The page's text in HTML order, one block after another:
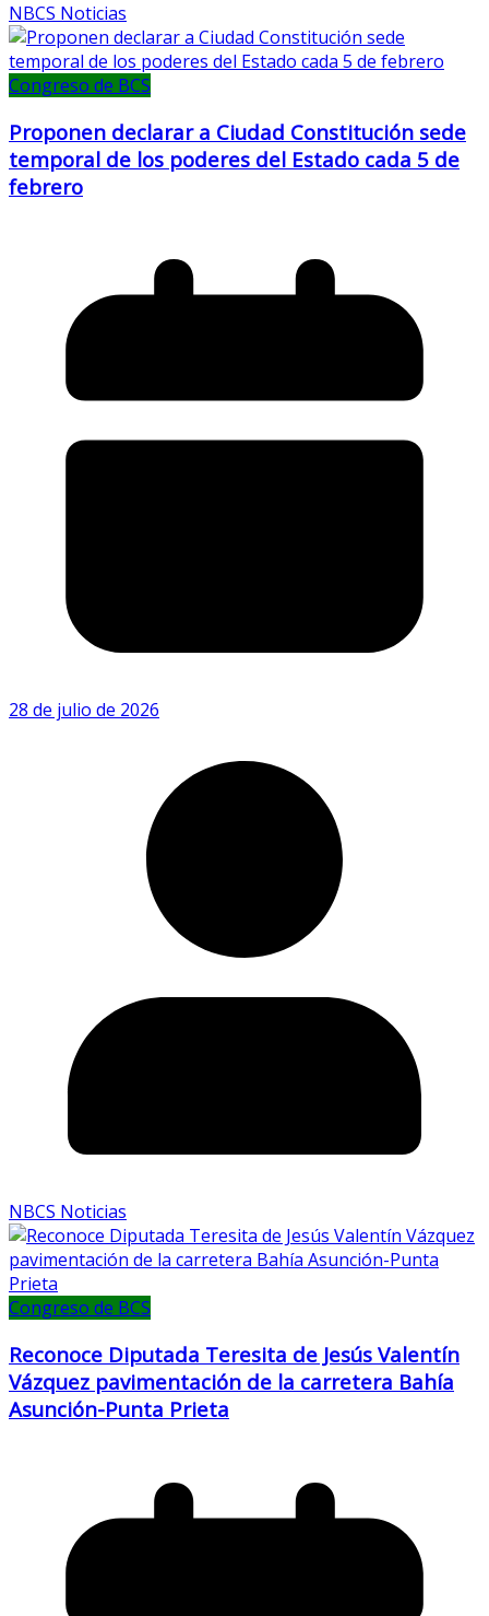
NBCS Noticias
Congreso de BCS
Proponen declarar a Ciudad Constitución sede
temporal de los poderes del Estado cada 5 de
febrero
28 de julio de 2026
NBCS Noticias
Congreso de BCS
Reconoce Diputada Teresita de Jesús Valentín
Vázquez pavimentación de la carretera Bahía
Asunción-Punta Prieta